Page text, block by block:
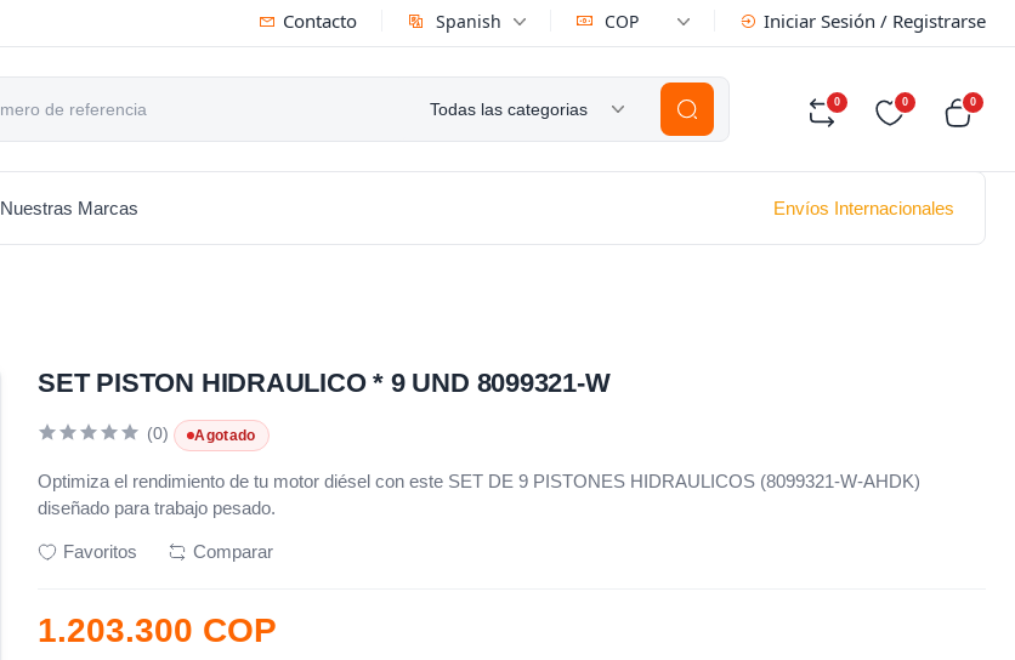
Contacto Spanish COP Iniciar Sesión / Registrarse
Todas las categorias 0 0 0
Nuestras Marcas Envíos Internacionales
SET PISTON HIDRAULICO * 9 UND 8099321-W
(0) Agotado
Optimiza el rendimiento de tu motor diésel con este SET DE 9 PISTONES HIDRAULICOS (8099321-W-AHDK)
diseñado para trabajo pesado.
Favoritos Comparar
1.203.300 COP